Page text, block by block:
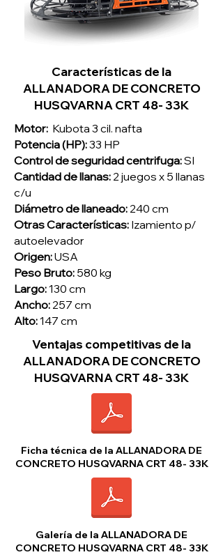
Características de la
ALLANADORA DE CONCRETO
HUSQVARNA CRT 48- 33K
Motor: Kubota 3 cil. nafta
Potencia (HP):33 HP
Control de seguridad centrifuga:SI
Cantidad de llanas: 2 juegos x 5 llanas
c/u
Diámetro de llaneado: 240 cm
Otras Características: Izamiento p/
autoelevador
Origen:USA
Peso Bruto: 580 kg
Largo:130 cm
Ancho: 257 cm
Alto:147 cm
Ventajas competitivas de la
ALLANADORA DE CONCRETO
HUSQVARNA CRT 48- 33K
Ficha técnica de la ALLANADORA DE
CONCRETO HUSQVARNA CRT 48- 33K
Galería de la ALLANADORA DE
CONCRETO HUSQVARNA CRT 48- 33K